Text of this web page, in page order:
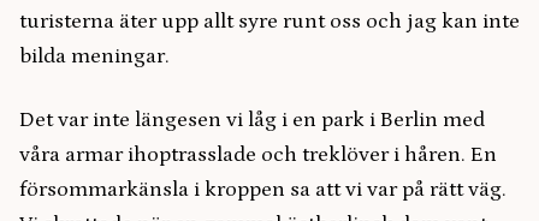
turisterna äter upp allt syre runt oss och jag kan inte
bilda meningar.
Det var inte längesen vi låg i en park i Berlin med
våra armar ihoptrasslade och treklöver i håren. En
försommarkänsla i kroppen sa att vi var på rätt väg.